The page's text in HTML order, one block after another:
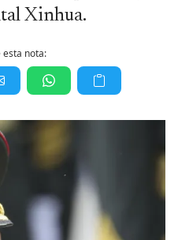
Xinhua.
nota: